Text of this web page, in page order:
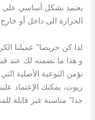
يعتمد بشكل أساسي على
الحرارة الى داخل أو
لذا كن حريصا” عميلنا
و هذا ما نضمنه لك عند
نؤمن النوعية الأصلية
زيوت، يمكنك الإعتماد
جدا” مناسبة غير قابلة